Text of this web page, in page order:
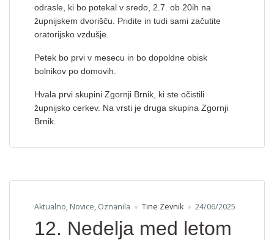
odrasle, ki bo potekal v sredo, 2.7. ob 20ih na
župnijskem dvorišču. Pridite in tudi sami začutite
oratorijsko vzdušje.
Petek bo prvi v mesecu in bo dopoldne obisk
bolnikov po domovih.
Hvala prvi skupini Zgornji Brnik, ki ste očistili
župnijsko cerkev. Na vrsti je druga skupina Zgornji
Brnik.
Aktualno, Novice, Oznanila Tine Zevnik 24/06/2025
12. Nedelja med letom